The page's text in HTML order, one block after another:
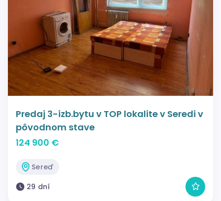
Predaj 3-izb.bytu v TOP lokalite v Seredi v
pôvodnom stave
124 900 €
Sereď
29 dní